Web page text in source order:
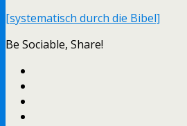
[systematisch durch die Bibel]
Be Sociable, Share!